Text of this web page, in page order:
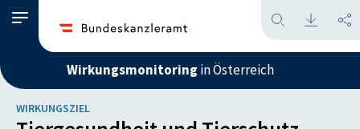
Wirkungsmonitoring in Österreich
WIRKUNGSZIEL